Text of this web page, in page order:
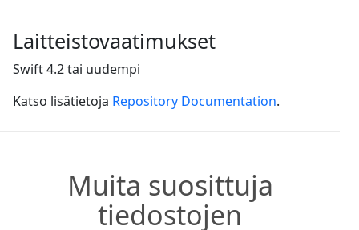
Laitteistovaatimukset
Swift 4.2 tai uudempi
Katso lisätietoja Repository Documentation.
Muita suosittuja
tiedostojen